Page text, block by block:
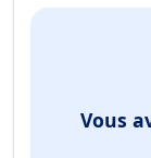
Vous